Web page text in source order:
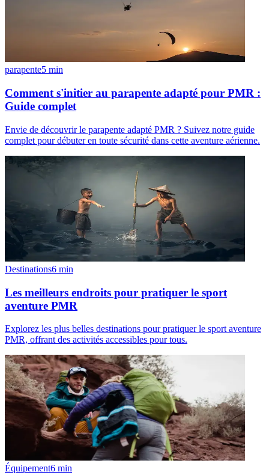
parapente5 min
Comment s'initier au parapente adapté pour PMR :
Guide complet
Envie de découvrir le parapente adapté PMR ? Suivez notre guide
complet pour débuter en toute sécurité dans cette aventure aérienne.
Destinations6 min
Les meilleurs endroits pour pratiquer le sport
aventure PMR
Explorez les plus belles destinations pour pratiquer le sport aventure
PMR, offrant des activités accessibles pour tous.
Équipement6 min